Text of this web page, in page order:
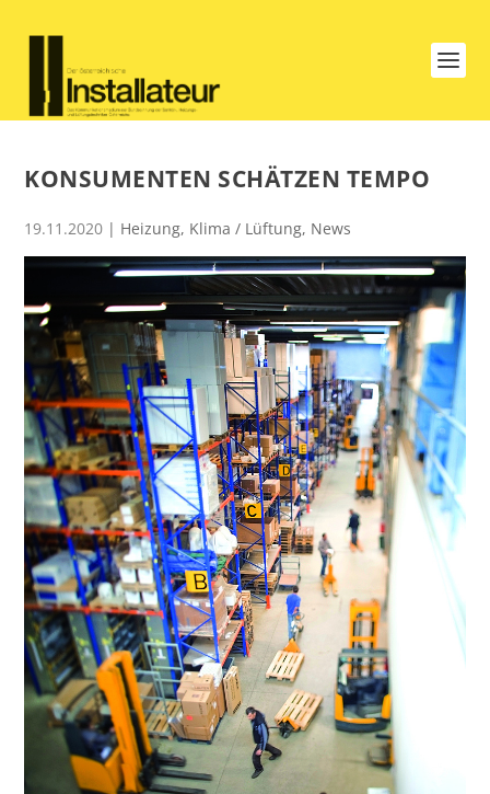
KONSUMENTEN SCHÄTZEN TEMPO
19.11.2020 | Heizung, Klima / Lüftung, News